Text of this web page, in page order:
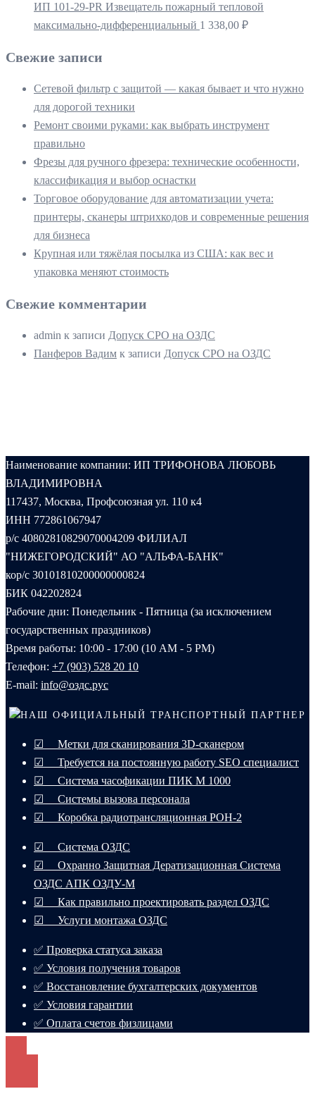
ИП 101-29-PR Извещатель пожарный тепловой
максимально-дифференциальный 1 338,00 ₽
Свежие записи
Сетевой фильтр с защитой — какая бывает и что нужно
для дорогой техники
Ремонт своими руками: как выбрать инструмент
правильно
Фрезы для ручного фрезера: технические особенности,
классификация и выбор оснастки
Торговое оборудование для автоматизации учета:
принтеры, сканеры штрихкодов и современные решения
для бизнеса
Крупная или тяжёлая посылка из США: как вес и
упаковка меняют стоимость
Свежие комментарии
admin к записи Допуск СРО на ОЗДС
Панферов Вадим к записи Допуск СРО на ОЗДС
Наименование компании: ИП ТРИФОНОВА ЛЮБОВЬ
ВЛАДИМИРОВНА
117437, Москва, Профсоюзная ул. 110 к4
ИНН 772861067947
р/с 40802810829070004209 ФИЛИАЛ
"НИЖЕГОРОДСКИЙ" АО "АЛЬФА-БАНК"
кор/с 30101810200000000824
БИК 042202824
Рабочие дни: Понедельник - Пятница (за исключением
государственных праздников)
Время работы: 10:00 - 17:00 (10 AM - 5 PM)
Телефон: +7 (903) 528 20 10‬
E-mail: info@оздс.рус
НАШ ОФИЦИАЛЬНЫЙ ТРАНСПОРТНЫЙ ПАРТНЕР
☑ Метки для сканирования 3D-сканером
☑ Требуется на постоянную работу SEO специалист
☑ Система часофикации ПИК М 1000
☑ Системы вызова персонала
☑ Коробка радиотрансляционная РОН-2
☑ Система ОЗДС
☑ Охранно Защитная Дератизационная Система
ОЗДС АПК ОЗДУ-М
☑ Как правильно проектировать раздел ОЗДС
☑ Услуги монтажа ОЗДС
✅ Проверка статуса заказа
✅ Условия получения товаров
✅ Восстановление бухгалтерских документов
✅ Условия гарантии
✅ Оплата счетов физлицами